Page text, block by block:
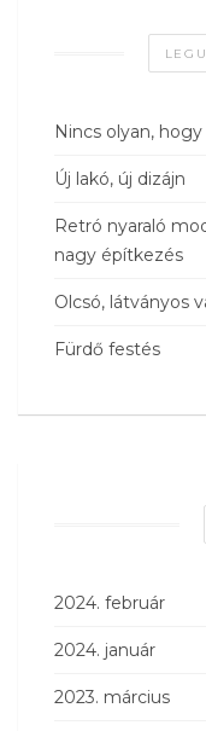
Nincs olyan,
Új lakó, új dizájn
Retró nyaraló
nagy építkezés
Olcsó, látványos
Fürdő festés
2024. február
2024. január
2023. március